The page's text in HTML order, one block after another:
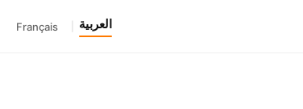
العربية Français